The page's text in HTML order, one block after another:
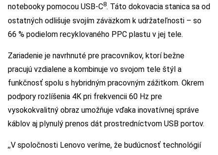
notebooky pomocou USB-C8. Táto dokovacia stanica sa od
ostatných odlišuje svojím záväzkom k udržateľnosti – so
66 % podielom recyklovaného PPC plastu v jej tele.
Zariadenie je navrhnuté pre pracovníkov, ktorí bežne
pracujú vzdialene a kombinuje vo svojom tele štýl a
funkčnosť spolu s hybridným pracovným zážitkom. Okrem
podpory rozlíšenia 4K pri frekvencii 60 Hz pre
vysokokvalitný obraz umožňuje vďaka inovatívnej správe
káblov aj plynulý prenos dát prostredníctvom USB portov.
,,V spoločnosti Lenovo veríme, že budúcnosť technológií